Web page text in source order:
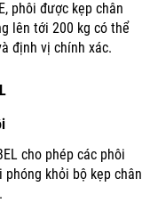
phôi được kẹp chân
lên tới 200 kg có thể
định vị chính xác.
cho phép các phôi
phóng khỏi bộ kẹp chân